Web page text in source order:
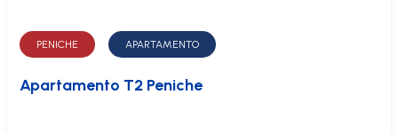
PENICHE APARTAMENTO
Apartamento T2 Peniche